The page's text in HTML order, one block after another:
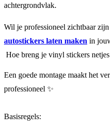
achtergrondvlak.
Wil je professioneel zichtbaar
autostickers laten maken in
Hoe breng je vinyl stickers netjes
Een goede montage maakt het
professioneel ✨
Basisregels: